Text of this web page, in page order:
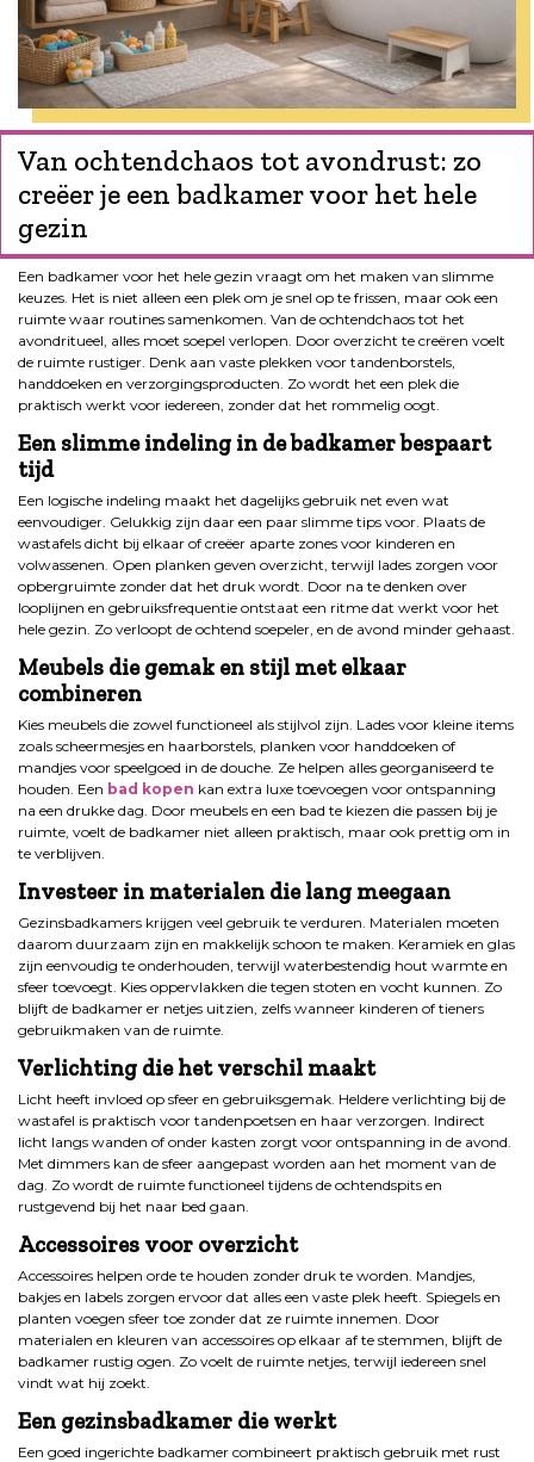
Van ochtendchaos tot avondrust: zo
creëer je een badkamer voor het hele
gezin
Een badkamer voor het hele gezin vraagt om het maken van slimme
keuzes. Het is niet alleen een plek om je snel op te frissen, maar ook een
ruimte waar routines samenkomen. Van de ochtendchaos tot het
avondritueel, alles moet soepel verlopen. Door overzicht te creëren voelt
de ruimte rustiger. Denk aan vaste plekken voor tandenborstels,
handdoeken en verzorgingsproducten. Zo wordt het een plek die
praktisch werkt voor iedereen, zonder dat het rommelig oogt.
Een slimme indeling in de badkamer bespaart
tijd
Een logische indeling maakt het dagelijks gebruik net even wat
eenvoudiger. Gelukkig zijn daar een paar slimme tips voor. Plaats de
wastafels dicht bij elkaar of creëer aparte zones voor kinderen en
volwassenen. Open planken geven overzicht, terwijl lades zorgen voor
opbergruimte zonder dat het druk wordt. Door na te denken over
looplijnen en gebruiksfrequentie ontstaat een ritme dat werkt voor het
hele gezin. Zo verloopt de ochtend soepeler, en de avond minder gehaast.
Meubels die gemak en stijl met elkaar
combineren
Kies meubels die zowel functioneel als stijlvol zijn. Lades voor kleine items
zoals scheermesjes en haarborstels, planken voor handdoeken of
mandjes voor speelgoed in de douche. Ze helpen alles georganiseerd te
houden. Een bad kopen kan extra luxe toevoegen voor ontspanning
na een drukke dag. Door meubels en een bad te kiezen die passen bij je
ruimte, voelt de badkamer niet alleen praktisch, maar ook prettig om in
te verblijven.
Investeer in materialen die lang meegaan
Gezinsbadkamers krijgen veel gebruik te verduren. Materialen moeten
daarom duurzaam zijn en makkelijk schoon te maken. Keramiek en glas
zijn eenvoudig te onderhouden, terwijl waterbestendig hout warmte en
sfeer toevoegt. Kies oppervlakken die tegen stoten en vocht kunnen. Zo
blijft de badkamer er netjes uitzien, zelfs wanneer kinderen of tieners
gebruikmaken van de ruimte.
Verlichting die het verschil maakt
Licht heeft invloed op sfeer en gebruiksgemak. Heldere verlichting bij de
wastafel is praktisch voor tandenpoetsen en haar verzorgen. Indirect
licht langs wanden of onder kasten zorgt voor ontspanning in de avond.
Met dimmers kan de sfeer aangepast worden aan het moment van de
dag. Zo wordt de ruimte functioneel tijdens de ochtendspits en
rustgevend bij het naar bed gaan.
Accessoires voor overzicht
Accessoires helpen orde te houden zonder druk te worden. Mandjes,
bakjes en labels zorgen ervoor dat alles een vaste plek heeft. Spiegels en
planten voegen sfeer toe zonder dat ze ruimte innemen. Door
materialen en kleuren van accessoires op elkaar af te stemmen, blijft de
badkamer rustig ogen. Zo voelt de ruimte netjes, terwijl iedereen snel
vindt wat hij zoekt.
Een gezinsbadkamer die werkt
Een goed ingerichte badkamer combineert praktisch gebruik met rust